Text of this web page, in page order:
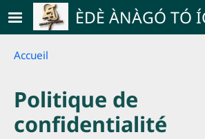
Skip to main contentÈDÈ ÀNÀGÓ TÓ
Breadcrumb
Accueil
Politique de
confidentialité